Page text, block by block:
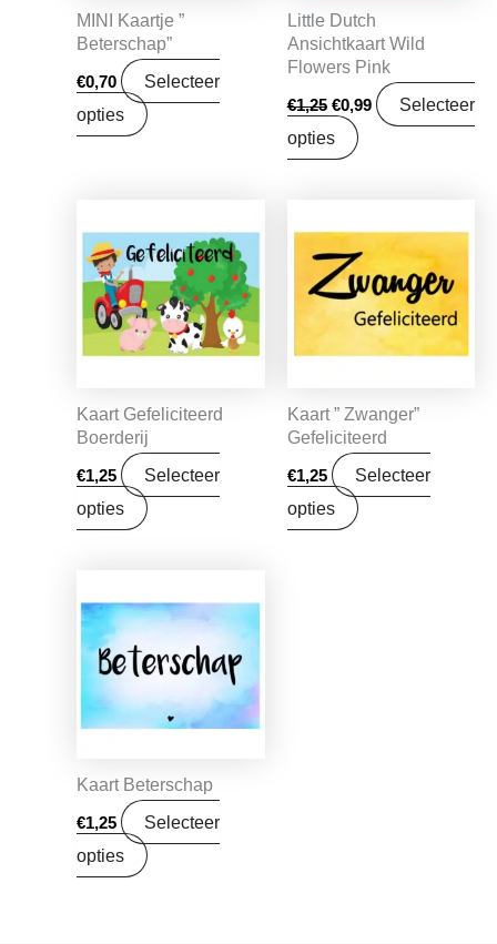
MINI Kaartje ”
Beterschap”
€0,70
Selecteer
opties
Little Dutch
Ansichtkaart Wild
Flowers Pink
€1,25 €0,99
Selecteer
opties
Kaart Gefeliciteerd
Boerderij
€1,25
Selecteer
opties
Kaart ” Zwanger”
Gefeliciteerd
€1,25
Selecteer
opties
Kaart Beterschap
€1,25
Selecteer
opties